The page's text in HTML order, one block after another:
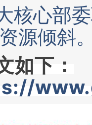
核心部
源倾斜
如下：